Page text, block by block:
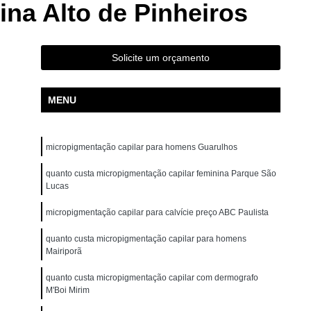
para Iniciantes Rio Grande da Serra
Curso de Pigmentação Capilar Ribeirão Pires
Capilar São Caetano do Sul
Micropigmentação Santo André
Capilar São Bernardo do Campo
Presencial Mauá
Micropigmentação Capilar 3d
Micropigmentação Capilar em 3d
Micropigmentação Capilar para Calvície
Micropigmentação Cabelo Feminino
Alto de Pinheiros
Solicite um orçamento
MENU
micropigmentação capilar para homens Guarulhos
quanto custa micropigmentação capilar feminina Parque São
Lucas
micropigmentação capilar para calvície preço ABC Paulista
quanto custa micropigmentação capilar para homens
Mairiporã
quanto custa micropigmentação capilar com dermografo
M'Boi Mirim